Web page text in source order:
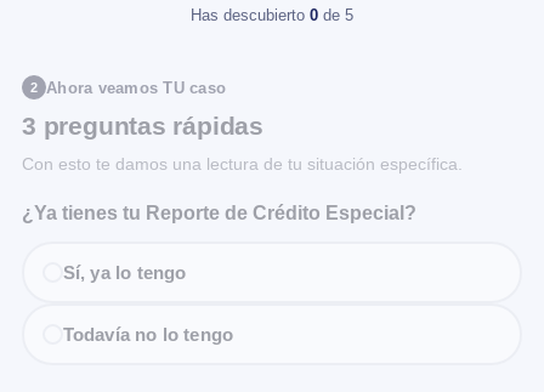
Has descubierto 0 de 5
2 Ahora veamos TU caso
3 preguntas rápidas
Con esto te damos una lectura de tu situación específica.
¿Ya tienes tu Reporte de Crédito Especial?
Sí, ya lo tengo
Todavía no lo tengo